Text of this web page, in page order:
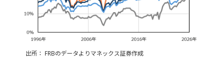
出所： FRBのデータよりマネックス証券作成